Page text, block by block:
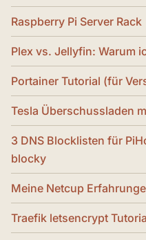
Raspberry Pi Server Rack
Plex vs. Jellyfin: Warum
Portainer Tutorial (für
Tesla Überschussladen
3 DNS Blocklisten für
blocky
Meine Netcup
Traefik letsencrypt